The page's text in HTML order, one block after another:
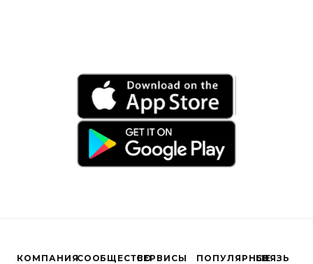
КОМПАНИЯСООБЩЕСТВОСЕРВИСЫ
ПОПУЛЯРНЫЕСВЯЗЬ